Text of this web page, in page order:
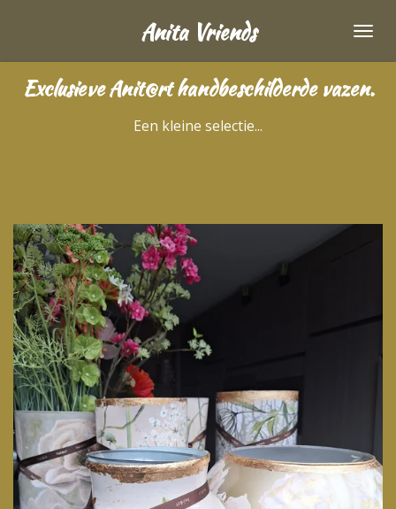
naar
Anita Vriends
Exclusieve Anit@rt handbeschilderde vazen.
Een kleine selectie...